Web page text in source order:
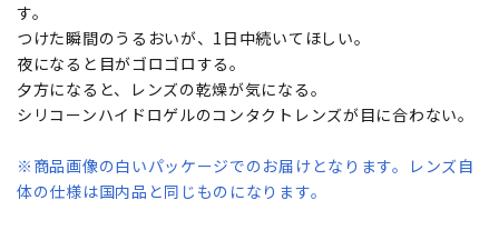
す。
つけた瞬間のうるおいが、1日中続いてほしい。
夜になると目がゴロゴロする。
夕方になると、レンズの乾燥が気になる。
シリコーンハイドロゲルのコンタクトレンズが目に合わない。
※商品画像の白いパッケージでのお届けとなります。レンズ自
体の仕様は国内品と同じものになります。